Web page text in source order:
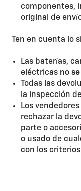
componentes,
original de
Ten en cuenta lo
Las baterías,
eléctricas no
Todas las
la inspección
Los
rechazar la
parte o
o usado de
con los